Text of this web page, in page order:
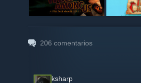
206 comentarios
ksharp